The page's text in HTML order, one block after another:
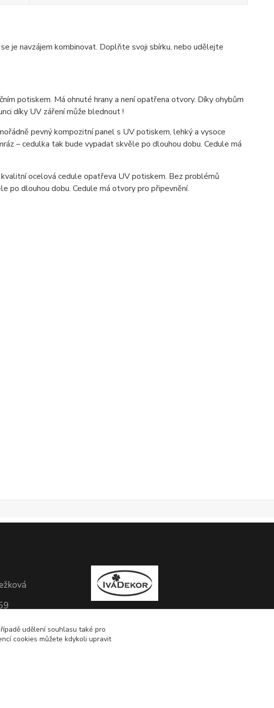
je navzájem kombinovat. Doplňte svoji sbírku, nebo udělejte
potiskem. Má ohnuté hrany a není opatřena otvory. Díky ohybům
díky UV záření může blednout !
pevný kompozitní panel s UV potiskem, lehký a vysoce
– cedulka tak bude vypadat skvěle po dlouhou dobu. Cedule má
ocelová cedule opatřeva UV potiskem. Bez problémů
po dlouhou dobu. Cedule má otvory pro připevnění.
udělení souhlasu také pro
cookies můžete kdykoli upravit